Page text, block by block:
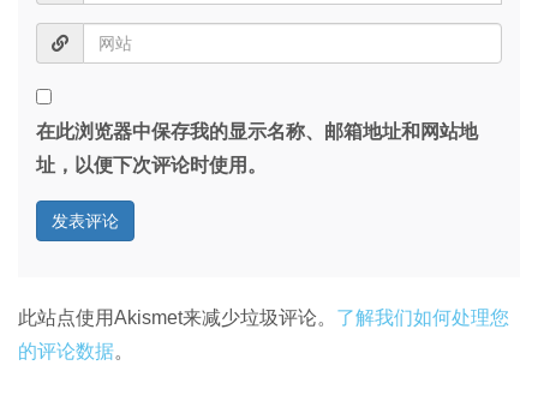
在此浏览器中保存我的显示名称、邮箱地址和网站地
址，以便下次评论时使用。
此站点使用Akismet来减少垃圾评论。 了解我们如何处理您
的评论数据。